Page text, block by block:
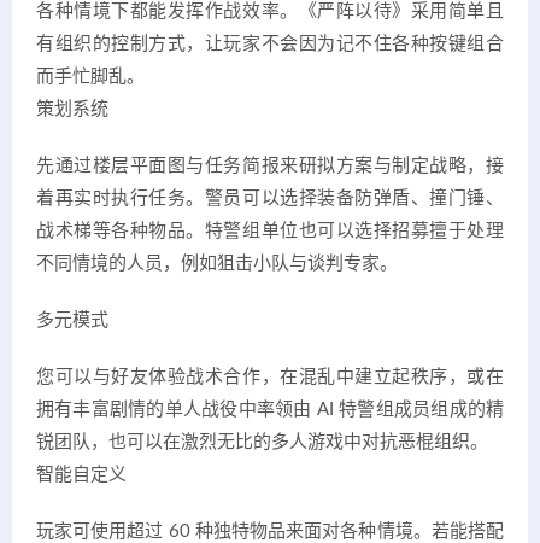
各种情境下都能发挥作战效率。《严阵以待》采用简单且
有组织的控制方式，让玩家不会因为记不住各种按键组合
而手忙脚乱。
策划系统
先通过楼层平面图与任务简报来研拟方案与制定战略，接
着再实时执行任务。警员可以选择装备防弹盾、撞门锤、
战术梯等各种物品。特警组单位也可以选择招募擅于处理
不同情境的人员，例如狙击小队与谈判专家。
多元模式
您可以与好友体验战术合作，在混乱中建立起秩序，或在
拥有丰富剧情的单人战役中率领由 AI 特警组成员组成的精
锐团队，也可以在激烈无比的多人游戏中对抗恶棍组织。
智能自定义
玩家可使用超过 60 种独特物品来面对各种情境。若能搭配